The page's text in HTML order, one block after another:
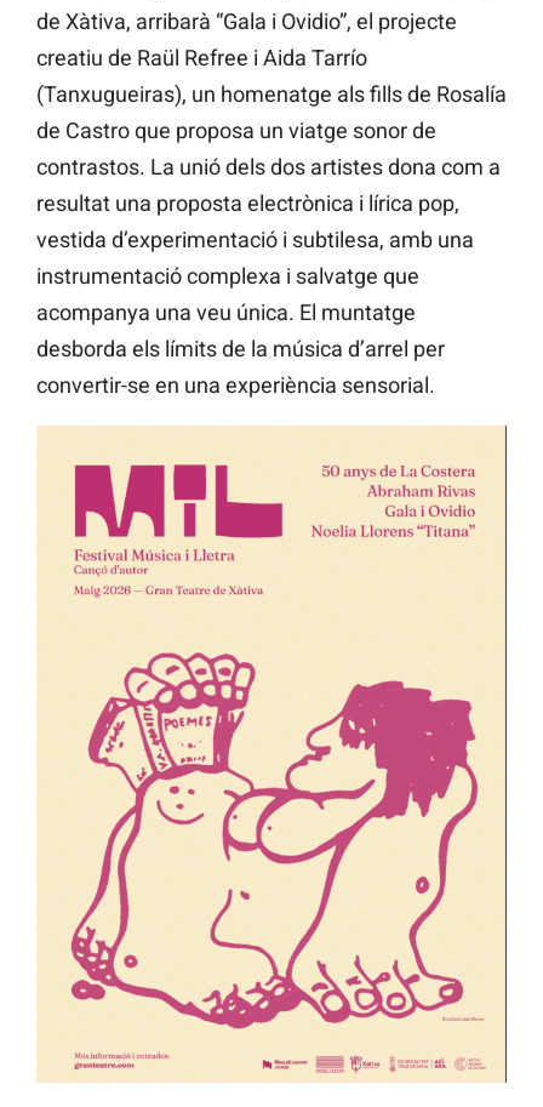
de Xàtiva, arribarà “Gala i Ovidio”, el projecte
creatiu de Raül Refree i Aida Tarrío
(Tanxugueiras), un homenatge als fills de Rosalía
de Castro que proposa un viatge sonor de
contrastos. La unió dels dos artistes dona com a
resultat una proposta electrònica i lírica pop,
vestida d’experimentació i subtilesa, amb una
instrumentació complexa i salvatge que
acompanya una veu única. El muntatge
desborda els límits de la música d’arrel per
convertir-se en una experiència sensorial.